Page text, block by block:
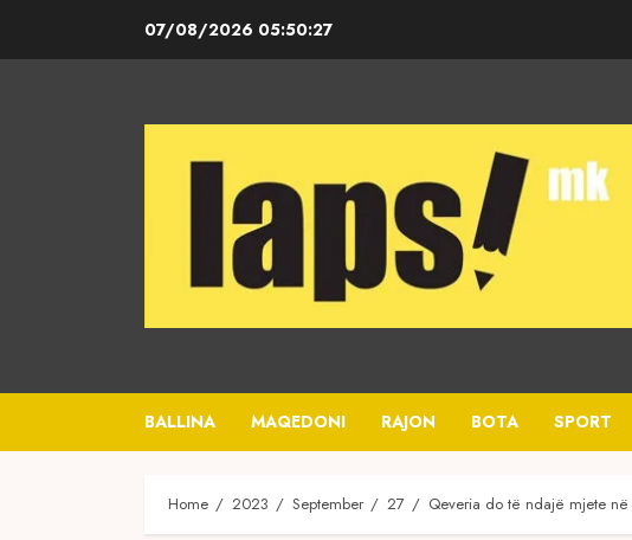
07/08/2026 05:50:27
BALLINA MAQEDONI RAJON BOTA SPORT
Home 2023 September 27 Qeveria do të ndajë mjete